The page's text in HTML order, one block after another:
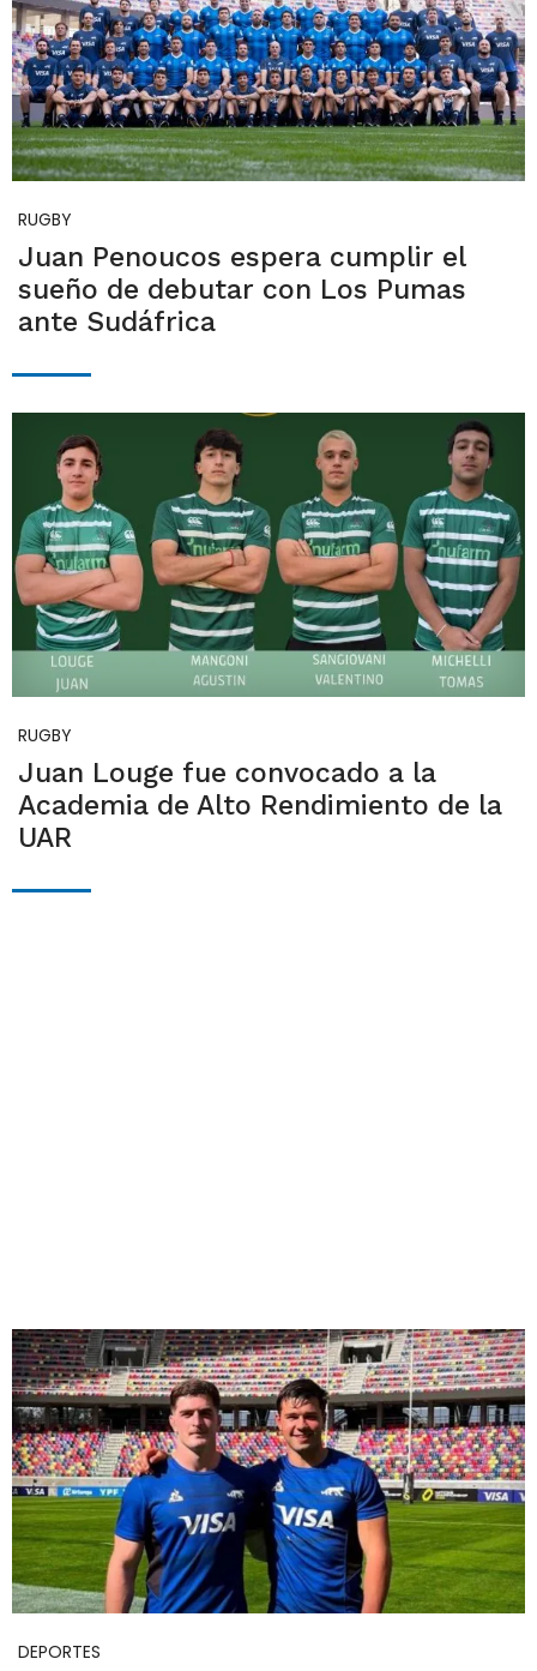
RUGBY
Juan Penoucos espera cumplir el
sueño de debutar con Los Pumas
ante Sudáfrica
RUGBY
Juan Louge fue convocado a la
Academia de Alto Rendimiento de la
UAR
DEPORTES